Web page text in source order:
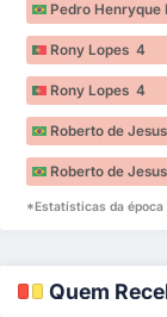
Pedro Henryque
Rony Lopes 4
Rony Lopes 4
Roberto de
Roberto de
*Estatísticas da época
Quem